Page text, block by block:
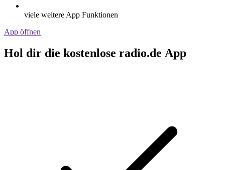
viele weitere App Funktionen
App öffnen
Hol dir die kostenlose radio.de App